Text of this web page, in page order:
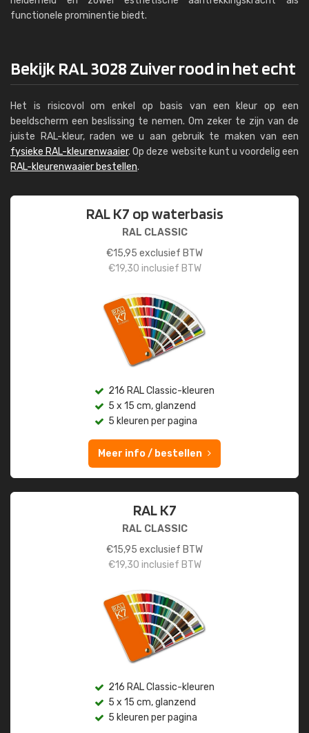
functionele prominentie biedt.
Bekijk RAL 3028 Zuiver rood in het echt
Het is risicovol om enkel op basis van een kleur op een
beeldscherm een beslissing te nemen. Om zeker te zijn van de
juiste RAL-kleur, raden we u aan gebruik te maken van een
fysieke RAL-kleurenwaaier. Op deze website kunt u voordelig een
RAL-kleurenwaaier bestellen.
RAL K7 op waterbasis
RAL CLASSIC
€15,95 exclusief BTW
€19,30 inclusief BTW
216 RAL Classic-kleuren
5 x 15 cm, glanzend
5 kleuren per pagina
Meer info / bestellen
RAL K7
RAL CLASSIC
€15,95 exclusief BTW
€19,30 inclusief BTW
216 RAL Classic-kleuren
5 x 15 cm, glanzend
5 kleuren per pagina